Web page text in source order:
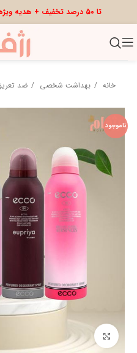
تا 50 درصد تخفیف + هدیه ویژه
خانه بهداشت شخصی ضد
ناموجود
برای بزرگنمایی کلیک کنید